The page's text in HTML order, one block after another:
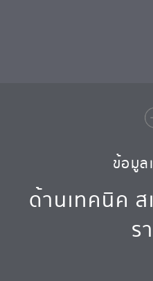
ข้อมูล
ด้านเทคนิค ส
ร